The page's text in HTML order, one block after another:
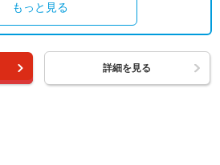
もっと見る
詳細を見る